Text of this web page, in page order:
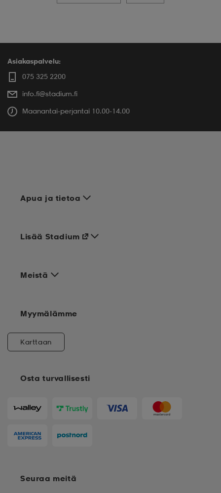
Asiakaspalvelu:
075 325 2200
info.fi@stadium.fi
Maanantai-perjantai 10.00-14.00
Apua ja tietoa
Meistä
Osta turvallisesti
Lisää Stadium
Myymälämme
Karttaan
Seuraa meitä